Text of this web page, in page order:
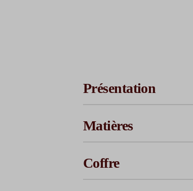
Présentation
Matières
Coffre